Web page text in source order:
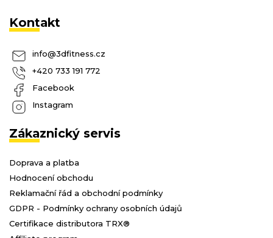
Kontakt
info@3dfitness.cz
+420 733 191 772
Facebook
Instagram
Zákaznický servis
Doprava a platba
Hodnocení obchodu
Reklamační řád a obchodní podmínky
GDPR - Podmínky ochrany osobních údajů
Certifikace distributora TRX®